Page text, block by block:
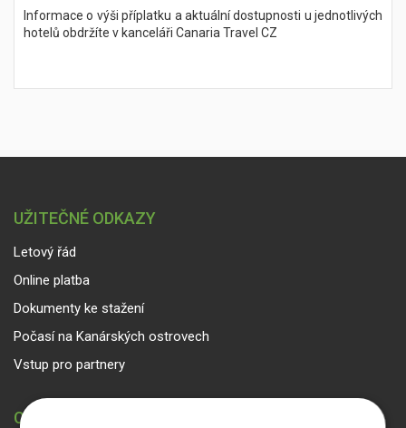
Informace o výši příplatku a aktuální dostupnosti u jednotlivých
hotelů obdržíte v kanceláři Canaria Travel CZ
Počet osob
UŽITEČNÉ ODKAZY
Letový řád
Online platba
Dokumenty ke stažení
Počasí na Kanárských ostrovech
Vstup pro partnery
CANARIA TRAVEL CZ